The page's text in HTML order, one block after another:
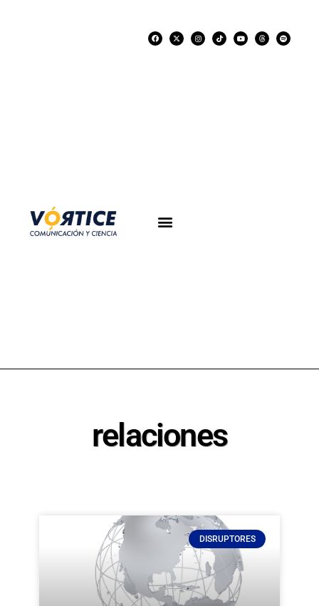
relaciones
DISRUPTORES